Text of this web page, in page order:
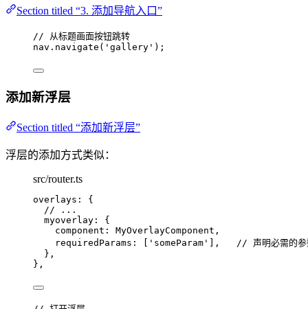
Section titled “3. 添加导航入口”
// 从标题画面按钮跳转
nav . navigate ( ' gallery ' );
添加新浮层
Section titled “添加新浮层”
浮层的添加方式类似：
src/router.ts
overlays: {
// ...
myoverlay: {
component: MyOverlayComponent,
requiredParams: [ ' someParam ' ],
// 声明必需的参
},
},